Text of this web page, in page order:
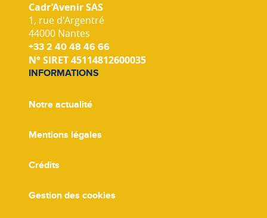
Cadr’Avenir SAS
1, rue d'Argentré
44000 Nantes
+33 2 40 48 46 66
N° SIRET 45114812600035
INFORMATIONS
Notre actualité
Mentions légales
Crédits
Gestion des cookies